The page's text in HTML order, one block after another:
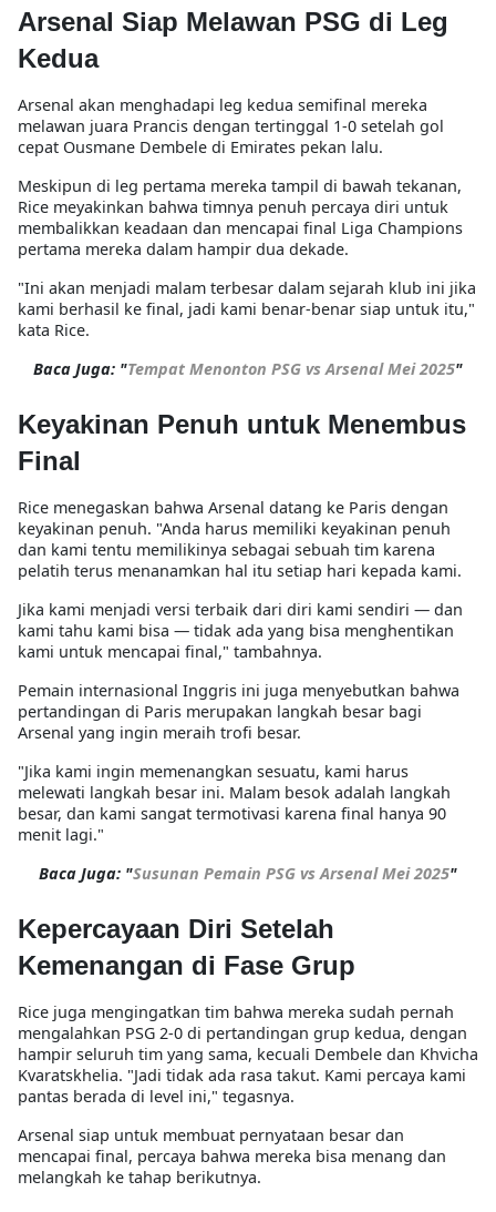
Arsenal Siap Melawan PSG di Leg
Kedua
Arsenal akan menghadapi leg kedua semifinal mereka
melawan juara Prancis dengan tertinggal 1-0 setelah gol
cepat Ousmane Dembele di Emirates pekan lalu.
Meskipun di leg pertama mereka tampil di bawah tekanan,
Rice meyakinkan bahwa timnya penuh percaya diri untuk
membalikkan keadaan dan mencapai final Liga Champions
pertama mereka dalam hampir dua dekade.
"Ini akan menjadi malam terbesar dalam sejarah klub ini jika
kami berhasil ke final, jadi kami benar-benar siap untuk itu,"
kata Rice.
Baca Juga: "Tempat Menonton PSG vs Arsenal Mei 2025"
Keyakinan Penuh untuk Menembus
Final
Rice menegaskan bahwa Arsenal datang ke Paris dengan
keyakinan penuh. "Anda harus memiliki keyakinan penuh
dan kami tentu memilikinya sebagai sebuah tim karena
pelatih terus menanamkan hal itu setiap hari kepada kami.
Jika kami menjadi versi terbaik dari diri kami sendiri — dan
kami tahu kami bisa — tidak ada yang bisa menghentikan
kami untuk mencapai final," tambahnya.
Pemain internasional Inggris ini juga menyebutkan bahwa
pertandingan di Paris merupakan langkah besar bagi
Arsenal yang ingin meraih trofi besar.
"Jika kami ingin memenangkan sesuatu, kami harus
melewati langkah besar ini. Malam besok adalah langkah
besar, dan kami sangat termotivasi karena final hanya 90
menit lagi."
Baca Juga: "Susunan Pemain PSG vs Arsenal Mei 2025"
Kepercayaan Diri Setelah
Kemenangan di Fase Grup
Rice juga mengingatkan tim bahwa mereka sudah pernah
mengalahkan PSG 2-0 di pertandingan grup kedua, dengan
hampir seluruh tim yang sama, kecuali Dembele dan Khvicha
Kvaratskhelia. "Jadi tidak ada rasa takut. Kami percaya kami
pantas berada di level ini," tegasnya.
Arsenal siap untuk membuat pernyataan besar dan
mencapai final, percaya bahwa mereka bisa menang dan
melangkah ke tahap berikutnya.